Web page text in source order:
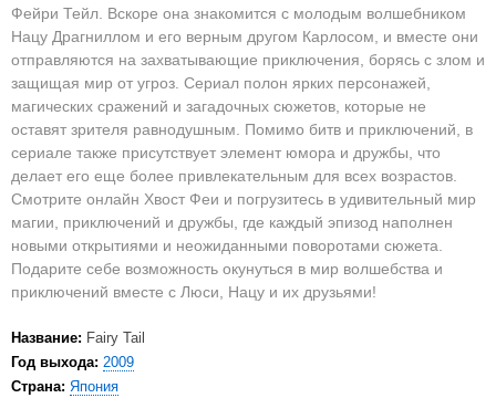
Фейри Тейл. Вскоре она знакомится с молодым волшебником
Нацу Драгниллом и его верным другом Карлосом, и вместе они
отправляются на захватывающие приключения, борясь с злом и
защищая мир от угроз. Сериал полон ярких персонажей,
магических сражений и загадочных сюжетов, которые не
оставят зрителя равнодушным. Помимо битв и приключений, в
сериале также присутствует элемент юмора и дружбы, что
делает его еще более привлекательным для всех возрастов.
Смотрите онлайн Хвост Феи и погрузитесь в удивительный мир
магии, приключений и дружбы, где каждый эпизод наполнен
новыми открытиями и неожиданными поворотами сюжета.
Подарите себе возможность окунуться в мир волшебства и
приключений вместе с Люси, Нацу и их друзьями!
Название: Fairy Tail
Год выхода: 2009
Страна: Япония